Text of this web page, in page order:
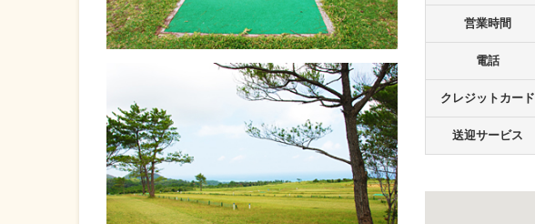
営業時間
電話
クレジットカード
送迎サービス